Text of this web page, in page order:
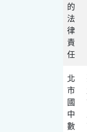
的
法
律
責
任
北
市
國
中
數